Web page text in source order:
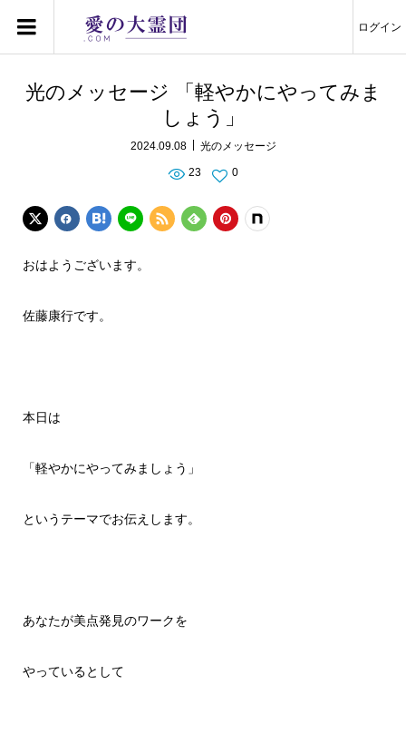
ログイン
光のメッセージ 「軽やかにやってみま
しょう」
2024.09.08 光のメッセージ
23 0
おはようございます。
佐藤康行です。
本日は
「軽やかにやってみましょう」
というテーマでお伝えします。
あなたが美点発見のワークを
やっているとして